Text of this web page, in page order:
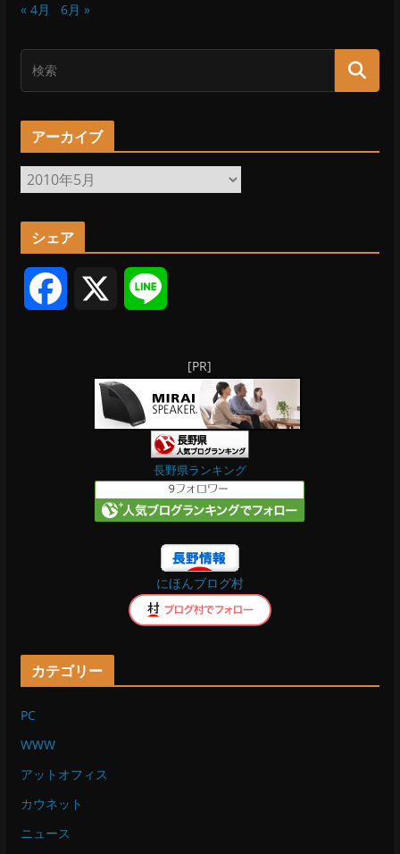
« 4月 6月 »
アーカイブ
ア
ー
カ
ブ
シェア
n
e
[PR]
長野県ランキング
にほんブログ村
カテゴリー
PC
WWW
アットオフィス
カウネット
ニュース